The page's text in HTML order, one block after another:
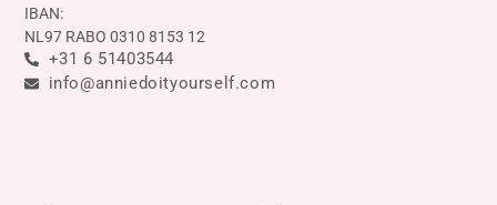
IBAN:
NL97 RABO 0310 8153 12
+31 6 51403544
info@anniedoityourself.com